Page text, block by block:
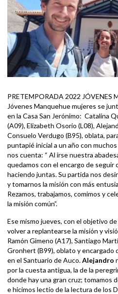
PRETEMPORADA 2022 JÓVENES
Jóvenes Manquehue mujeres se
en la Casa San Jerónimo: Catalina
(A09), Elizabeth Osorio (L08),
Consuelo Verdugo (B95), oblata,
puntapié inicial a un año con
nos cuenta: “ Al irse nuestra
quedamos con el encargo de seguir
haciendo juntas. Su partida nos
y tomarnos la misión con más
Rezamos, trabajamos, comimos y
la misión común”.
Ese mismo jueves, con el objetivo
volver a replantearse la misión y
Ramón Gimeno (A17), Santiago
Gronhert (B99), oblato y encargado
en el Santuario de Auco.Alejandro
por la cuesta antigua, la de la
donde hay una gran cruz; tomamos
e hicimos lectio de la lectura de los